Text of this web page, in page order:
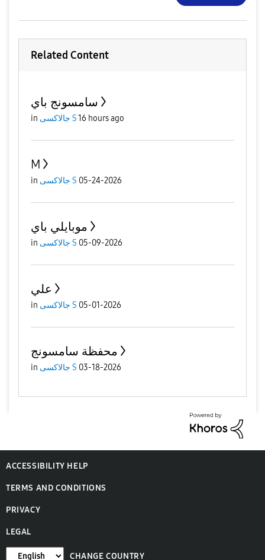
Related Content
سامسونج باي
in جالاكسى S16 hours ago
M
in جالاكسى S 05-24-2026
موبايلي باي
in جالاكسى S 05-09-2026
علي
in جالاكسى S 05-01-2026
محفظة سامسونج
in جالاكسى S 03-18-2026
ACCESSIBILITY HELP
TERMS AND CONDITIONS
PRIVACY
LEGAL
CHANGE COUNTRY